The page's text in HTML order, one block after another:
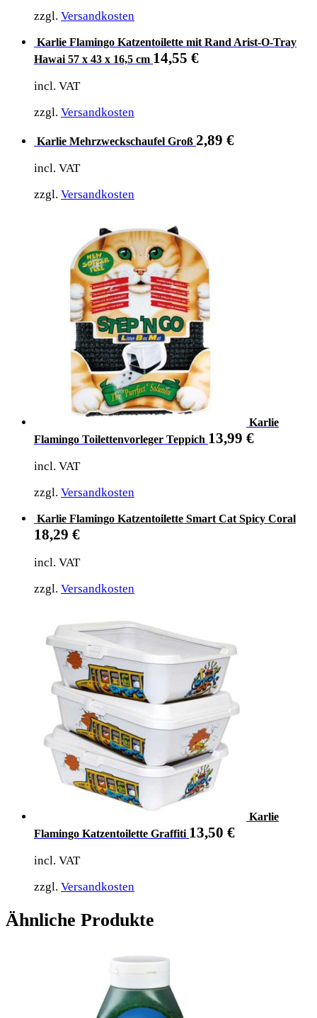
zzgl. Versandkosten
Karlie Flamingo Katzentoilette mit Rand Arist-O-Tray
Hawai 57 x 43 x 16,5 cm 14,55 €
incl. VAT
zzgl. Versandkosten
Karlie Mehrzweckschaufel Groß 2,89 €
incl. VAT
zzgl. Versandkosten
Karlie
Flamingo Toilettenvorleger Teppich 13,99 €
incl. VAT
zzgl. Versandkosten
Karlie Flamingo Katzentoilette Smart Cat Spicy Coral
18,29 €
incl. VAT
zzgl. Versandkosten
Karlie
Flamingo Katzentoilette Graffiti 13,50 €
incl. VAT
zzgl. Versandkosten
Ähnliche Produkte